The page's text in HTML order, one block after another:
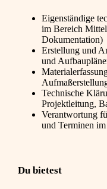
Eigenständige
im Bereich
Dokumentation)
Erstellung und
und
Technische
Projektleitung,
Verantwortung
und Terminen
Du bietest